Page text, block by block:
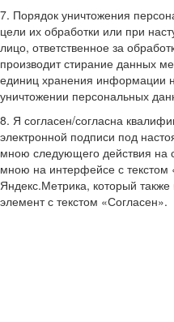
7. Порядок уничтожения
цели их обработки или при
лицо, ответственное за
производит стирание данных
единиц хранения информации
уничтожении персональных
8. Я согласен/согласна
электронной подписи под
мною следующего действия на
мною на интерфейсе с текстом
Яндекс.Метрика, который
элемент с текстом «Согласен».